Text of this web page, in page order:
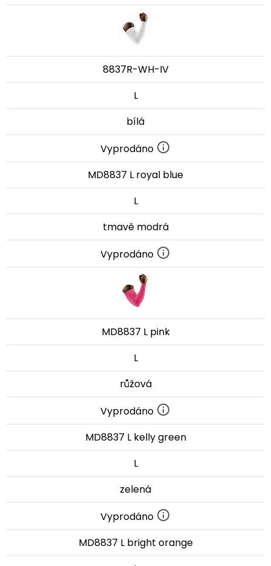
8837R-WH-IV
L
bílá
Vyprodáno
MD8837 L royal blue
L
tmavě modrá
Vyprodáno
MD8837 L pink
L
růžová
Vyprodáno
MD8837 L kelly green
L
zelená
Vyprodáno
MD8837 L bright orange